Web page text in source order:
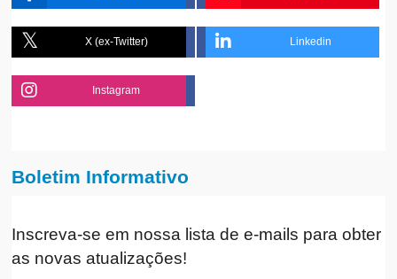
X (ex-Twitter) Linkedin
Instagram
Boletim Informativo
Inscreva-se em nossa lista de e-mails para obter
as novas atualizações!